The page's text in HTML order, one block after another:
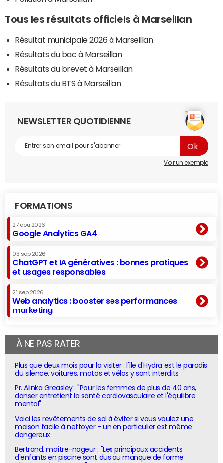
Tous les résultats officiels à Marseillan
Résultat municipale 2026 à Marseillan
Résultats du bac à Marseillan
Résultats du brevet à Marseillan
Résultats du BTS à Marseillan
NEWSLETTER QUOTIDIENNE
Voir un exemple
FORMATIONS
27 aoû 2026
Google Analytics GA4
03 sep 2026
ChatGPT et IA génératives : bonnes pratiques
et usages responsables
21 sep 2026
Web analytics : booster ses performances
marketing
À NE PAS RATER
Plus que deux mois pour la visiter : l'île d'Hydra est le paradis
du silence, voitures, motos et vélos y sont interdits
Pr. Alinka Greasley : "Pour les femmes de plus de 40 ans,
danser entretient la santé cardiovasculaire et l'équilibre
mental"
Voici les revêtements de sol à éviter si vous voulez une
maison facile à nettoyer - un en particulier est même
dangereux
Bertrand, maître-nageur : "Les principaux accidents
d'enfants en piscine sont dus au manque de forme